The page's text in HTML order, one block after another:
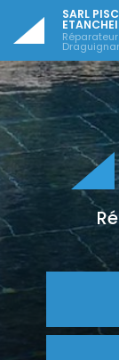
contenu
principal
SARL
Réparateur de piscine à